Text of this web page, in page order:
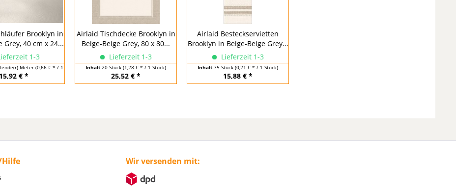
Brooklyn in
Grey, 40 cm x 24...
1-3
Meter (0,66 € * / 1 Laufende(r) Meter)
15,92 € *
Airlaid Tischdecke Brooklyn in
Beige-Beige Grey, 80 x 80...
Lieferzeit 1-3
Inhalt 20 Stück (1,28 € * / 1 Stück)
25,52 € *
Airlaid Besteckservietten
Brooklyn in Beige-Beige Grey...
Lieferzeit 1-3
Inhalt 75 Stück (0,21 € * / 1 Stück)
15,88 € *
Hilfe Wir versenden mit: